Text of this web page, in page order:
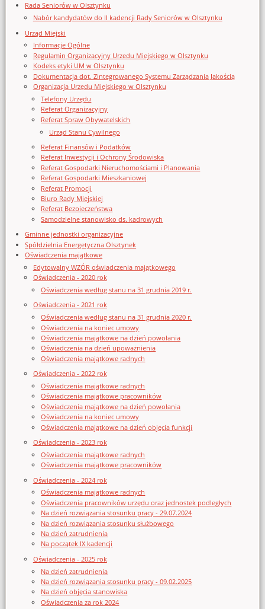
Rada Seniorów w Olsztynku
Nabór kandydatów do II kadencji Rady Seniorów w Olsztynku
Urząd Miejski
Informacje Ogólne
Regulamin Organizacyjny Urzedu Miejskiego w Olsztynku
Kodeks etyki UM w Olsztynku
Dokumentacja dot. Zintegrowanego Systemu Zarządzania Jakością
Organizacja Urzędu Miejskiego w Olsztynku
Telefony Urzędu
Referat Organizacyjny
Referat Spraw Obywatelskich
Urząd Stanu Cywilnego
Referat Finansów i Podatków
Referat Inwestycji i Ochrony Środowiska
Referat Gospodarki Nieruchomościami i Planowania
Referat Gospodarki Mieszkaniowej
Referat Promocji
Biuro Rady Miejskiej
Referat Bezpieczeństwa
Samodzielne stanowisko ds. kadrowych
Gminne jednostki organizacyjne
Spółdzielnia Energetyczna Olsztynek
Oświadczenia majątkowe
Edytowalny WZÓR oświadczenia majątkowego
Oświadczenia - 2020 rok
Oświadczenia według stanu na 31 grudnia 2019 r.
Oświadczenia - 2021 rok
Oświadczenia według stanu na 31 grudnia 2020 r.
Oświadczenia na koniec umowy
Oświadczenia majątkowe na dzień powołania
Oświadczenia na dzień upoważnienia
Oświadczenia majątkowe radnych
Oświadczenia - 2022 rok
Oświadczenia majątkowe radnych
Oświadczenia majątkowe pracowników
Oświadczenia majątkowe na dzień powołania
Oświadczenia na koniec umowy
Oświadczenia majątkowe na dzień objęcia funkcji
Oświadczenia - 2023 rok
Oświadczenia majątkowe radnych
Oświadczenia majątkowe pracowników
Oświadczenia - 2024 rok
Oświadczenia majątkowe radnych
Oświadczenia pracowników urzędu oraz jednostek podległych
Na dzień rozwiązania stosunku pracy - 29.07.2024
Na dzień rozwiązania stosunku służbowego
Na dzień zatrudnienia
Na początek IX kadencji
Oświadczenia - 2025 rok
Na dzień zatrudnienia
Na dzień rozwiązania stosunku pracy - 09.02.2025
Na dzień objęcia stanowiska
Oświadczenia za rok 2024